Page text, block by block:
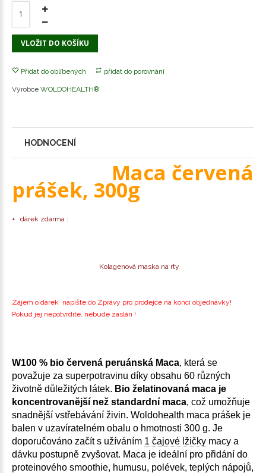
VLOŽIT DO KOŠÍKU
Přidat do oblíbených přidat do porovnání
Výrobce WOLDOHEALTH®
HODNOCENÍ
Maca červená
prášek, 300g
+ dárek zdarma :
Kolagenová maska na rty
Zájem o dárek napište do Zprávy pro prodejce na konci objednávky!
Pokud jej nepotvrdíte, nebude zaslán !
W100 % bio červená peruánská Maca, která se
považuje za superpotravinu díky obsahu 60 různých
životně důležitých látek. Bio želatinovaná maca je
koncentrovanější než standardní maca, což umožňuje
snadnější vstřebávání živin. Woldohealth maca prášek je
balen v uzavíratelném obalu o hmotnosti 300 g. Je
doporučováno začít s užíváním 1 čajové lžičky macy a
dávku postupně zvyšovat. Maca je ideální pro přidání do
proteinového smoothie, humusu, polévek, teplých nápojů,